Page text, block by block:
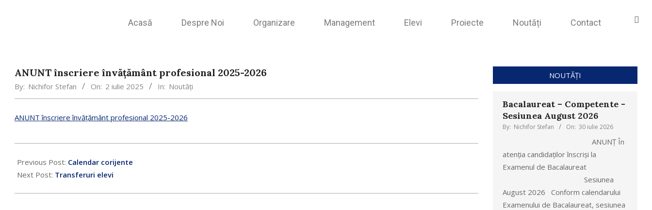
Acasă Despre Noi Organizare Management Elevi Proiecte Noutăți Contact
ANUNT înscriere învățământ profesional 2025-2026
By: Nichifor Stefan On: 2 iulie 2025 In: Noutăți
ANUNT înscriere învățământ profesional 2025-2026
Previous Post: Calendar corijente
Next Post: Transferuri elevi
NOUTĂȚI
Bacalaureat – Competente -
Sesiunea August 2026
By: Nichifor Stefan On: 30 iulie 2026
ANUNȚ În
atenția candidaților înscriși la
Examenul de Bacalaureat
Sesiunea
August 2026 Conform calendarului
Examenului de Bacalaureat, sesiunea